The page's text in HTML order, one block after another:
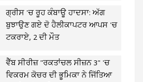
ਗ੍ਰੀਸ 'ਚ ਰੂਹ ਕੰਬਾਊ ਹਾਦਸਾ: ਅੱਗ
ਬੁਝਾਉਣ ਗਏ ਦੋ ਹੈਲੀਕਾਪਟਰ ਆਪਸ 'ਚ
ਟਕਰਾਏ, 2 ਦੀ ਮੌਤ
ਵੈੱਬ ਸੀਰੀਜ਼ "ਰਕਤਾਂਚਲ ਸੀਜ਼ਨ 3" 'ਚ
ਵਿਕਰਮ ਕੋਚਰ ਦੀ ਭੂਮਿਕਾ ਨੇ ਜਿੱਤਿਆ